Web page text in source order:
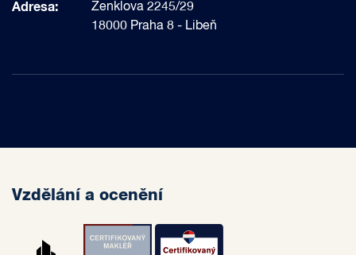
Adresa:
Zenklova 2245/29
18000 Praha 8 - Libeň
Vzdělání a ocenění